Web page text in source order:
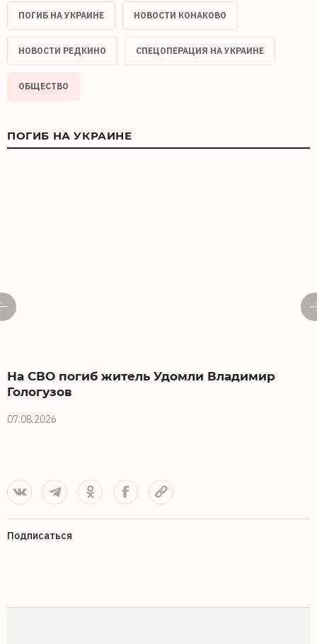
ПОГИБ НА УКРАИНЕ НОВОСТИ КОНАКОВО
НОВОСТИ РЕДКИНО СПЕЦОПЕРАЦИЯ НА УКРАИНЕ
ОБЩЕСТВО
ПОГИБ НА УКРАИНЕ
На СВО погиб житель Удомли Владимир
Гологузов
07.08.2026
Подписаться